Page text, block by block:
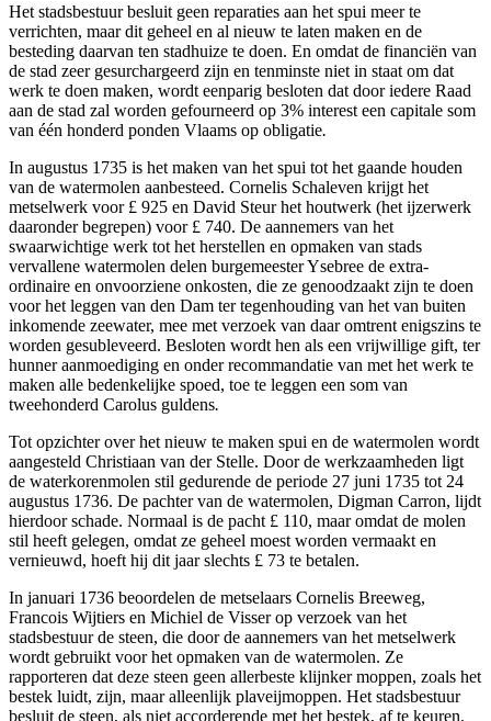
Het stadsbestuur besluit geen reparaties aan het spui meer te
verrichten, maar dit geheel en al nieuw te laten maken en de
besteding daarvan ten stadhuize te doen. En omdat de financiën van
de stad zeer gesurchargeerd zijn en tenminste niet in staat om dat
werk te doen maken, wordt eenparig besloten dat door iedere Raad
aan de stad zal worden gefourneerd op 3% interest een capitale som
van één honderd ponden Vlaams op obligatie.
In augustus 1735 is het maken van het spui tot het gaande houden
van de watermolen aanbesteed. Cornelis Schaleven krijgt het
metselwerk voor £ 925 en David Steur het houtwerk (het ijzerwerk
daaronder begrepen) voor £ 740. De aannemers van het
swaarwichtige werk tot het herstellen en opmaken van stads
vervallene watermolen delen burgemeester Ysebree de extra-
ordinaire en onvoorziene onkosten, die ze genoodzaakt zijn te doen
voor het leggen van den Dam ter tegenhouding van het van buiten
inkomende zeewater, mee met verzoek van daar omtrent enigszins te
worden gesubleveerd. Besloten wordt hen als een vrijwillige gift, ter
hunner aanmoediging en onder recommandatie van met het werk te
maken alle bedenkelijke spoed, toe te leggen een som van
tweehonderd Carolus guldens.
Tot opzichter over het nieuw te maken spui en de watermolen wordt
aangesteld Christiaan van der Stelle. Door de werkzaamheden ligt
de waterkorenmolen stil gedurende de periode 27 juni 1735 tot 24
augustus 1736. De pachter van de watermolen, Digman Carron, lijdt
hierdoor schade. Normaal is de pacht £ 110, maar omdat de molen
stil heeft gelegen, omdat ze geheel moest worden vermaakt en
vernieuwd, hoeft hij dit jaar slechts £ 73 te betalen.
In januari 1736 beoordelen de metselaars Cornelis Breeweg,
Francois Wijtiers en Michiel de Visser op verzoek van het
stadsbestuur de steen, die door de aannemers van het metselwerk
wordt gebruikt voor het opmaken van de watermolen. Ze
rapporteren dat deze steen geen allerbeste klijnker moppen, zoals het
bestek luidt, zijn, maar alleenlijk plaveijmoppen. Het stadsbestuur
besluit de steen, als niet accorderende met het bestek, af te keuren.